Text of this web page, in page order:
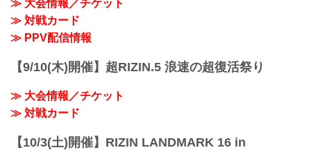
≫ 大会情報／チケット
≫ 対戦カード
≫ PPV配信情報
【9/10(木)開催】超RIZIN.5 浪速の超復活祭り
≫ 大会情報／チケット
≫ 対戦カード
【10/3(土)開催】RIZIN LANDMARK 16 in